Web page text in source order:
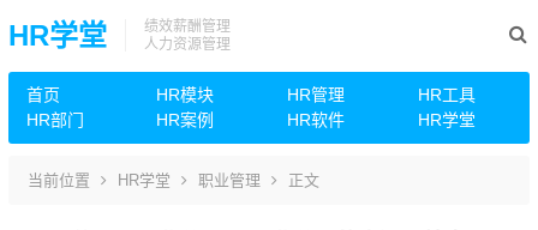
HR学堂
绩效薪酬管理
人力资源管理
首页 HR模块 HR管理
HR工具
HR部门
HR案例 HR软件 HR学堂
当前位置 HR学堂 职业管理 正文